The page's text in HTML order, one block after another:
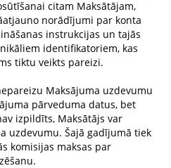
citam Maksātājam,
norādījumi par konta
instrukcijas un tajās
identifikatoriem, kas
tiktu veikts pareizi.
Maksājuma uzdevumu
pārveduma datus, bet
izpildīts, Maksātājs var
uzdevumu. Šajā gadījumā tiek
komisijas maksas par